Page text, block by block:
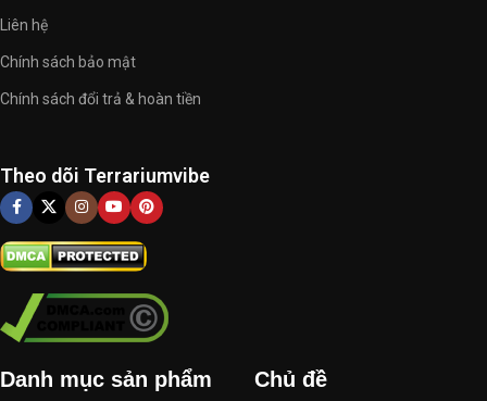
Liên hệ
Chính sách bảo mật
Chính sách đổi trả & hoàn tiền
Theo dõi Terrariumvibe
Danh mục sản phẩm Chủ đề